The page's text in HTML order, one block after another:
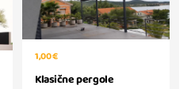
1,00 €
Klasične pergole